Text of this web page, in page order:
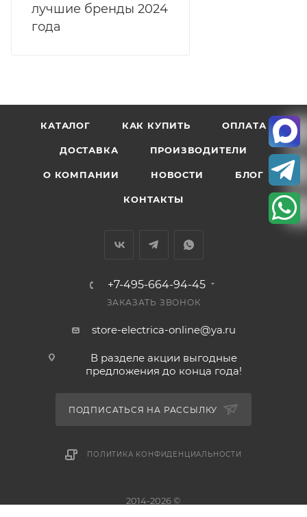
лучшие бренды 2024
года
КАТАЛОГ КАК КУПИТЬ ОПЛАТА
ДОСТАВКА ПРОИЗВОДИТЕЛИ
О КОМПАНИИ НОВОСТИ БЛОГ
КОНТАКТЫ
+7-495-664-94-45
ЗАКАЗАТЬ ЗВОНОК
store-electrica-online@ya.ru
В разделе акции выгодные
предложения до конца года!
ПОДПИСАТЬСЯ НА РАССЫЛКУ
ПОЛИТИКА КОНФИДЕНЦИАЛЬНОСТИ
2014-2026 ©